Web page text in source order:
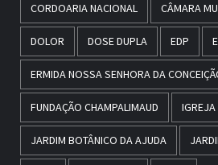
CORDOARIA NACIONAL CÂMARA
DOLOR DOSE DUPLA EDP
ERMIDA NOSSA SENHORA DA
FUNDAÇÃO CHAMPALIMAUD IGREJA
JARDIM BOTÂNICO DA AJUDA